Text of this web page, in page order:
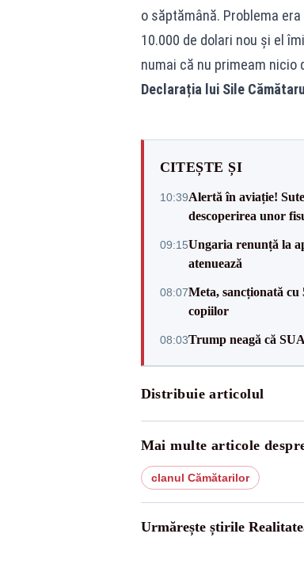
o săptămână. Problema
10.000 de dolari nou și el
numai că nu primeam nicio
Declarația lui Sile
CITEȘTE ȘI
10:39Alertă în aviație!
descoperirea unor
09:15Ungaria renunță la
atenuează
08:07Meta, sancționată cu
copiilor
08:03Trump neagă că
Distribuie articolul
Mai multe articole
clanul Cămătarilor
Urmărește știrile